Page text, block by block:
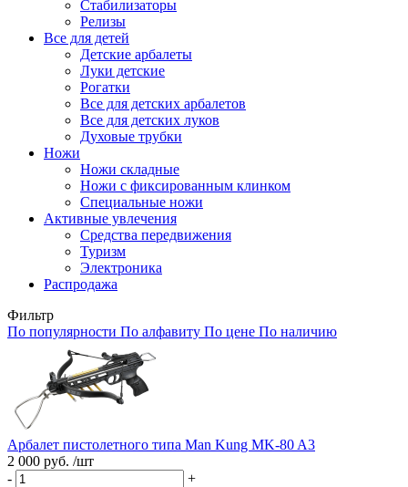
Стабилизаторы
Релизы
Все для детей
Детские арбалеты
Луки детские
Рогатки
Все для детских арбалетов
Все для детских луков
Духовые трубки
Ножи
Ножи складные
Ножи с фиксированным клинком
Специальные ножи
Активные увлечения
Средства передвижения
Туризм
Электроника
Распродажа
Фильтр
По популярности По алфавиту По цене По наличию
Арбалет пистолетного типа Man Kung MK-80 A3
2 000 руб. /шт
-
+